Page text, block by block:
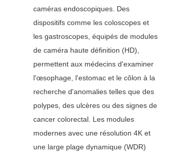
caméras endoscopiques. Des
dispositifs comme les coloscopes et
les gastroscopes, équipés de modules
de caméra haute définition (HD),
permettent aux médecins d'examiner
l'œsophage, l'estomac et le côlon à la
recherche d'anomalies telles que des
polypes, des ulcères ou des signes de
cancer colorectal. Les modules
modernes avec une résolution 4K et
une large plage dynamique (WDR)